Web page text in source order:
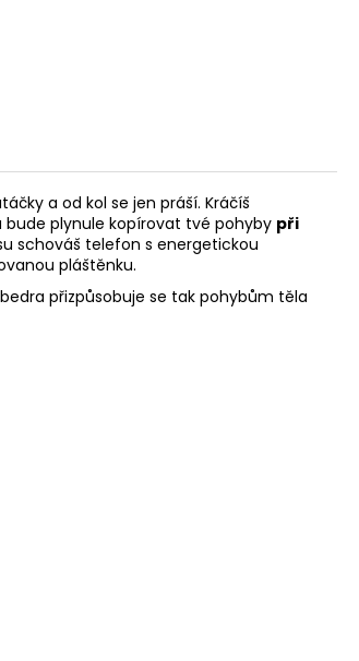
a od kol se jen práší. Kráčíš
bude plynule kopírovat tvé pohyby při
schováš telefon s energetickou
pláštěnku.
přizpůsobuje se tak pohybům těla